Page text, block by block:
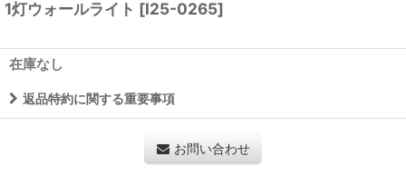
1灯ウォールライト [I25-0265]
在庫なし
返品特約に関する重要事項
お問い合わせ